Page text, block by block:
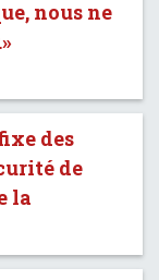
nous ne
des
de
la